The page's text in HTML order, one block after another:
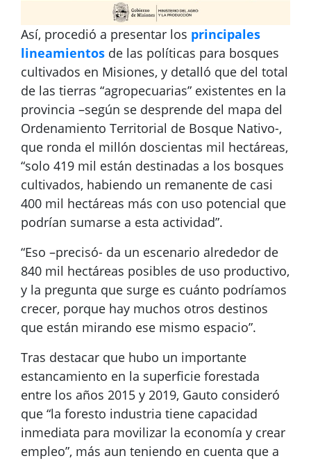
Así, procedió a presentar los principales
lineamientos de las políticas para bosques
cultivados en Misiones, y detalló que del total
de las tierras “agropecuarias” existentes en la
provincia –según se desprende del mapa del
Ordenamiento Territorial de Bosque Nativo-,
que ronda el millón doscientas mil hectáreas,
“solo 419 mil están destinadas a los bosques
cultivados, habiendo un remanente de casi
400 mil hectáreas más con uso potencial que
podrían sumarse a esta actividad”.
“Eso –precisó- da un escenario alrededor de
840 mil hectáreas posibles de uso productivo,
y la pregunta que surge es cuánto podríamos
crecer, porque hay muchos otros destinos
que están mirando ese mismo espacio”.
Tras destacar que hubo un importante
estancamiento en la superficie forestada
entre los años 2015 y 2019, Gauto consideró
que “la foresto industria tiene capacidad
inmediata para movilizar la economía y crear
empleo”, más aun teniendo en cuenta que a